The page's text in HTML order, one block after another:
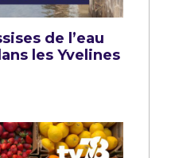
de l’eau
les Yvelines